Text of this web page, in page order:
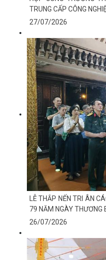
TRUNG CẤP CÔNG
27/07/2026
LỄ THẮP NẾN TRI ÂN
79 NĂM NGÀY THƯƠNG
26/07/2026